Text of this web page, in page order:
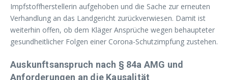
Impfstoffherstellerin aufgehoben und die Sache zur erneuten
Verhandlung an das Landgericht zurückverwiesen. Damit ist
weiterhin offen, ob dem Kläger Ansprüche wegen behaupteter
gesundheitlicher Folgen einer Corona-Schutzimpfung zustehen.
Auskunftsanspruch nach § 84a AMG und
Anforderungen an die Kausalität